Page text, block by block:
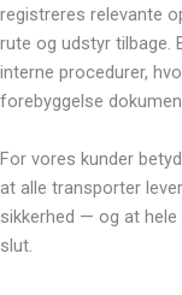
registreres relevante
rute og udstyr tilbage.
interne procedurer,
forebyggelse
For vores kunder
at alle transporter
sikkerhed — og at
slut.